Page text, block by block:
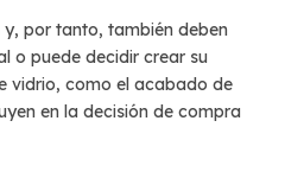
por tanto, también deben
o puede decidir crear su
vidrio, como el acabado de
en la decisión de compra